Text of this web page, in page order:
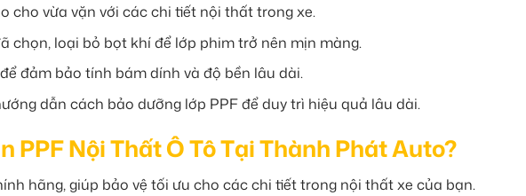
cho vừa vặn với các chi tiết nội thất trong xe.
chọn, loại bỏ bọt khí để lớp phim trở nên mịn màng.
đảm bảo tính bám dính và độ bền lâu dài.
dẫn cách bảo dưỡng lớp PPF để duy trì hiệu quả lâu dài.
PPF Nội Thất Ô Tô Tại Thành Phát Auto?
hãng, giúp bảo vệ tối ưu cho các chi tiết trong nội thất xe của bạn.